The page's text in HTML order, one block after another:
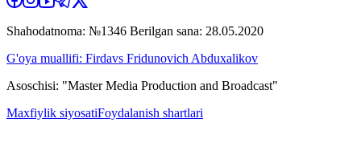
Shahodatnoma: №1346 Berilgan sana: 28.05.2020
G'oya muallifi: Firdavs Fridunovich Abduxalikov
Asoschisi: "Master Media Production and Broadcast"
Maxfiylik siyosatiFoydalanish shartlari